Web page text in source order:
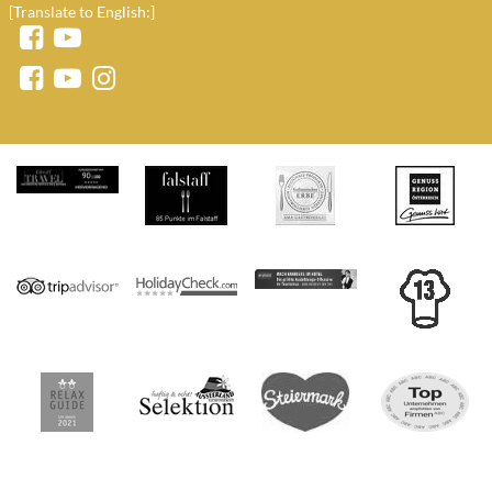
[Translate to English:]